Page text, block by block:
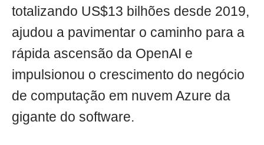
totalizando US$13 bilhões desde 2019,
ajudou a pavimentar o caminho para a
rápida ascensão da OpenAI e
impulsionou o crescimento do negócio
de computação em nuvem Azure da
gigante do software.